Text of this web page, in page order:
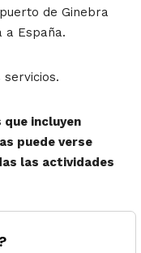
de Ginebra
a España.
incluyen
puede verse
las actividades